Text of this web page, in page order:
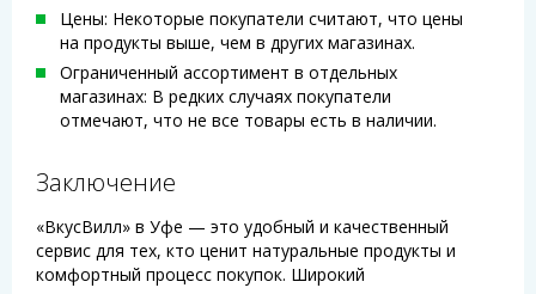
Цены: Некоторые покупатели считают, что цены
на продукты выше, чем в других магазинах.
Ограниченный ассортимент в отдельных
магазинах: В редких случаях покупатели
отмечают, что не все товары есть в наличии.
Заключение
«ВкусВилл» в Уфе — это удобный и качественный
сервис для тех, кто ценит натуральные продукты и
комфортный процесс покупок. Широкий